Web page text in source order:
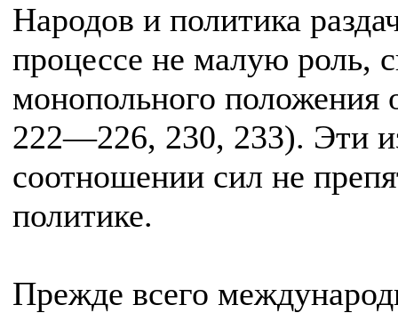
Народов и политика
процессе не малую роль,
монопольного положения
222—226, 230, 233). Эти
соотношении сил не
политике.
Прежде всего